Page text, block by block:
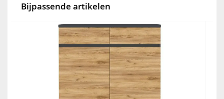
Bijpassende artikelen